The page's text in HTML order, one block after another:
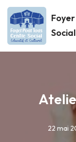
Aller
au
contenu
22 mai